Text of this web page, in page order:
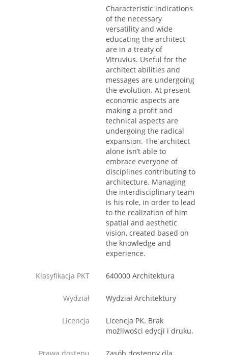
Characteristic indications
of the necessary
versatility and wide
educating the architect
are in a treaty of
Vitruvius. Useful for the
architect abilities and
messages are undergoing
the evolution. At present
economic aspects are
making a profit and
technical aspects are
undergoing the radical
expansion. The architect
alone isn’t able to
embrace everyone of
disciplines contributing to
architecture. Managing
the interdisciplinary team
is his role, in order to lead
to the realization of him
spatial and aesthetic
vision, created based on
the knowledge and
experience.
Klasyfikacja PKT 640000 Architektura
Wydział Wydział Architektury
Licencja
Licencja PK. Brak
możliwości edycji i druku.